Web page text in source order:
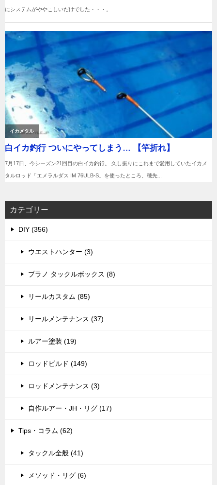
カテゴリー
DIY (356)
ウエストハンター (3)
プラノ タックルボックス (8)
リールカスタム (85)
リールメンテナンス (37)
ルアー塗装 (19)
ロッドビルド (149)
ロッドメンテナンス (3)
自作ルアー・JH・リグ (17)
Tips・コラム (62)
タックル全般 (41)
メソッド・リグ (6)